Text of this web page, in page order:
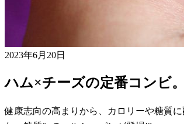
2023年6月20日
ハム×チーズの定番コンビ
健康志向の高まりから、カロリーや糖質